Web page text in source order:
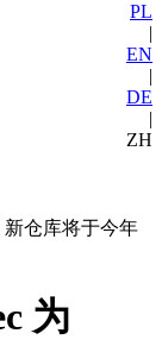
PL
|
EN
|
DE
|
ZH
新仓库将于今年
为